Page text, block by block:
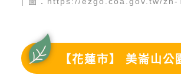
【花蓮市】 美崙山公